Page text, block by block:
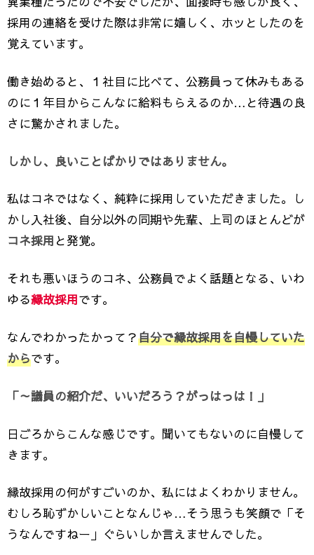
採用の連絡を受けた際は非常に嬉しく、ホッとしたのを
覚えています。
働き始めると、１社目に比べて、公務員って休みもある
のに１年目からこんなに給料もらえるのか…と待遇の良
さに驚かされました。
しかし、良いことばかりではありません。
私はコネではなく、純粋に採用していただきました。し
かし入社後、自分以外の同期や先輩、上司のほとんどが
コネ採用 と発覚。
それも悪いほうのコネ、公務員でよく話題となる、いわ
ゆる縁故採用です。
なんでわかったかって？自分で縁故採用を自慢していた
からです。
「～議員の紹介だ、いいだろう？がっはっは！」
日ごろからこんな感じです。聞いてもないのに自慢して
きます。
縁故採用の何がすごいのか、私にはよくわかりません。
むしろ恥ずかしいことなんじゃ…そう思うも笑顔で「そ
うなんですねー」ぐらいしか言えませんでした。